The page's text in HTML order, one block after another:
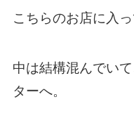
こちらのお店に入
中は結構混んでい
ターへ。